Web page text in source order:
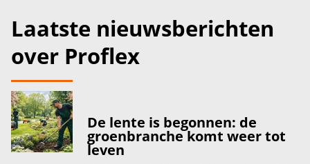
Laatste nieuwsberichten
over Proflex
De lente is begonnen: de
groenbranche komt weer tot
leven